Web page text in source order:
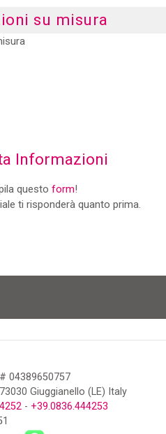
su misura
Informazioni
questoform!
ti risponderà quanto prima.
04389650757
Giuggianello (LE) Italy
- +39.0836.444253